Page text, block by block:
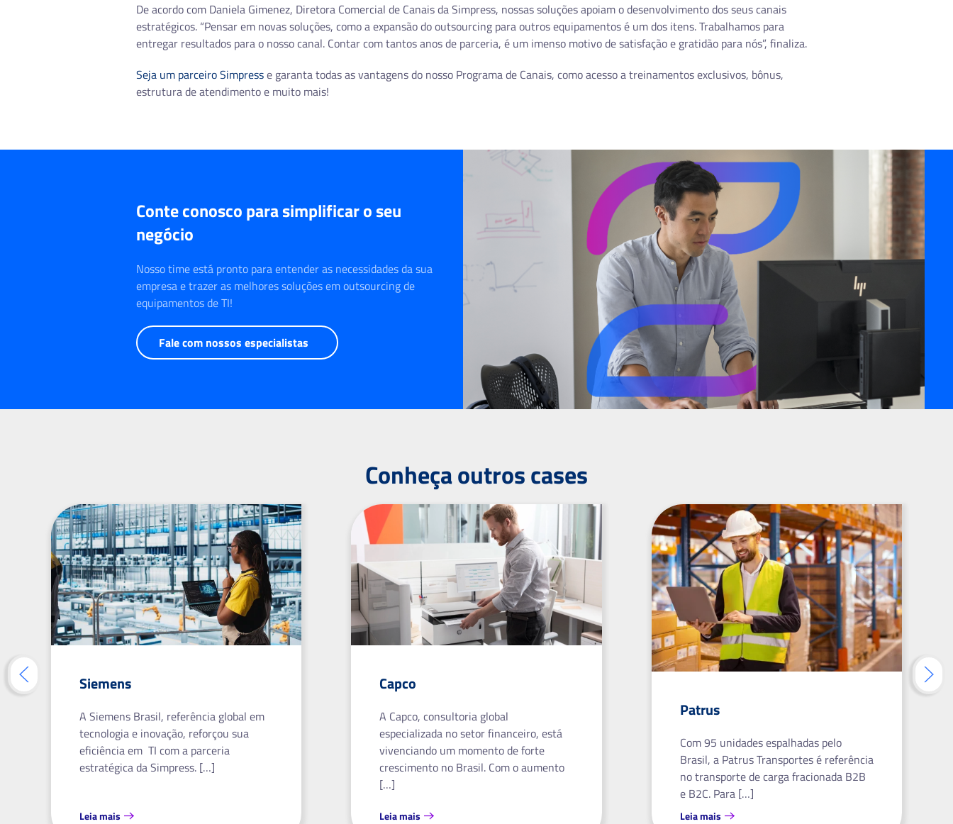
De acordo com Daniela Gimenez, Diretora Comercial de Canais da Simpress, nossas soluções apoiam o desenvolvimento dos seus canais
estratégicos. “Pensar em novas soluções, como a expansão do outsourcing para outros equipamentos é um dos itens. Trabalhamos para
entregar resultados para o nosso canal. Contar com tantos anos de parceria, é um imenso motivo de satisfação e gratidão para nós”, finaliza.
Seja um parceiro Simpresse garanta todas as vantagens do nosso Programa de Canais, como acesso a treinamentos exclusivos, bônus,
estrutura de atendimento e muito mais!
Conte conosco para simplificar o seu
negócio
Nosso time está pronto para entender as necessidades da sua
empresa e trazer as melhores soluções em outsourcing de
equipamentos de TI!
Fale com nossos especialistas
Conheça outros cases
Siemens
A Siemens Brasil, referência global em
tecnologia e inovação, reforçou sua
eficiência em TI com a parceria
estratégica da Simpress. […]
Leia mais
Capco
A Capco, consultoria global
especializada no setor financeiro, está
vivenciando um momento de forte
crescimento no Brasil. Com o aumento
[…]
Leia mais
Patrus
Com 95 unidades espalhadas pelo
Brasil, a Patrus Transportes é referência
no transporte de carga fracionada B2B
e B2C. Para […]
Leia mais